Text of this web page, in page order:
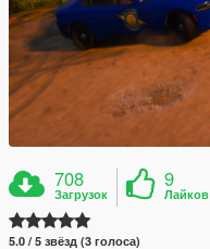
708
Загрузок
9
Лайков
5.0 / 5 звёзд (3 голоса)